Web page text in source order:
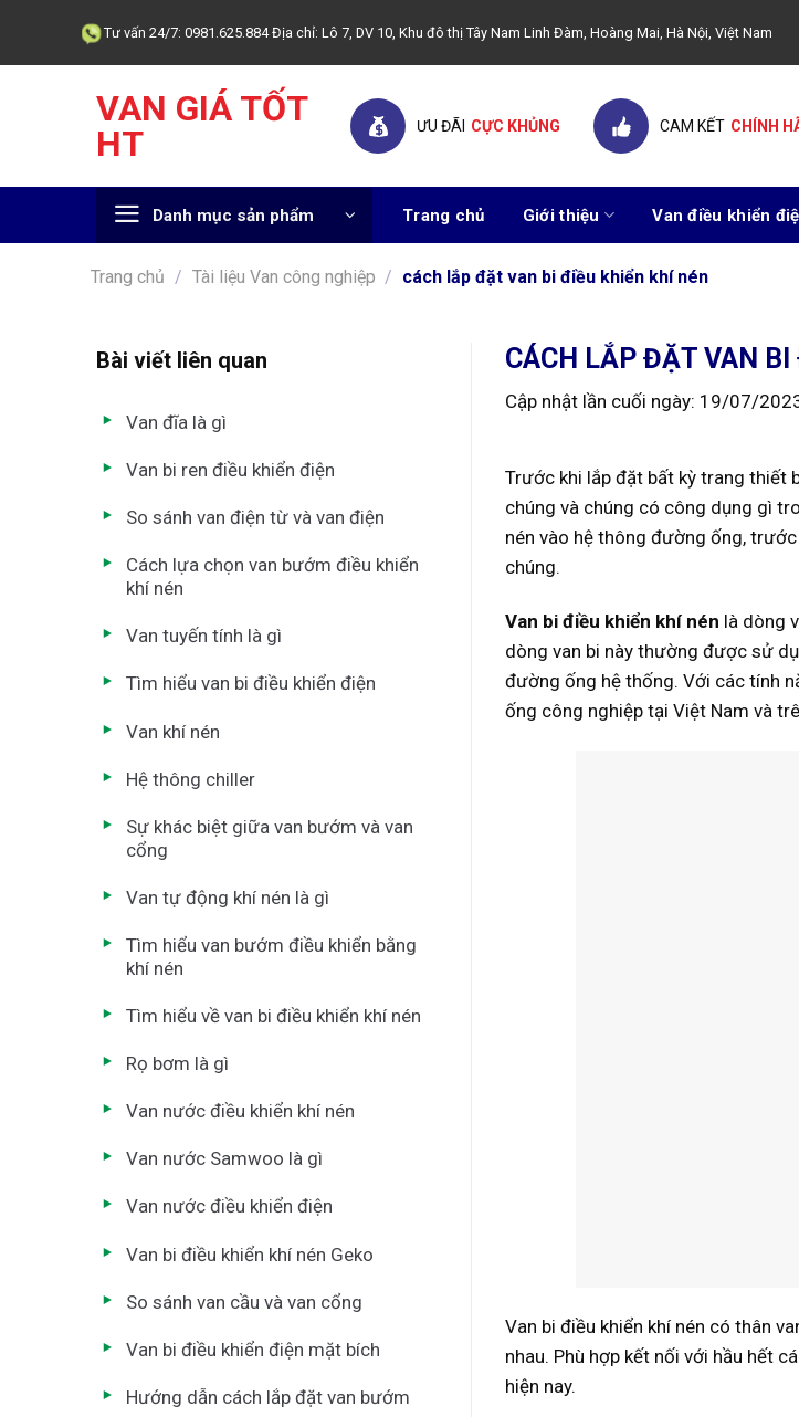
content
Tư vấn 24/7: 0981.625.884 Địa chỉ: Lô 7, DV 10, Khu đô thị Tây Nam Linh Đàm, Hoàng Mai, Hà Nội, Việt Nam
VAN GIÁ TỐT
HT
ƯU ĐÃI CỰC KHỦNG CAM KẾT CHÍNH
Danh mục sản phẩm Trang chủ Giới thiệu Van điều khiển
Trang chủ / Tài liệu Van công nghiệp / cách lắp đặt van bi điều khiển khí nén
Bài viết liên quan
Van đĩa là gì
Van bi ren điều khiển điện
So sánh van điện từ và van điện
Cách lựa chọn van bướm điều khiển
khí nén
Van tuyến tính là gì
Tìm hiểu van bi điều khiển điện
Van khí nén
Hệ thông chiller
Sự khác biệt giữa van bướm và van
cổng
Van tự động khí nén là gì
Tìm hiểu van bướm điều khiển bằng
khí nén
Tìm hiểu về van bi điều khiển khí nén
Rọ bơm là gì
Van nước điều khiển khí nén
Van nước Samwoo là gì
Van nước điều khiển điện
Van bi điều khiển khí nén Geko
So sánh van cầu và van cổng
Van bi điều khiển điện mặt bích
Hướng dẫn cách lắp đặt van bướm
CÁCH LẮP ĐẶT VAN BI
Cập nhật lần cuối ngày: 19/07/
Trước khi lắp đặt bất kỳ trang thiết
chúng và chúng có công dụng gì
nén vào hệ thông đường ống,
chúng.
Van bi điều khiển khí nén là dòng
dòng van bi này thường được sử
đường ống hệ thống. Với các tính
ống công nghiệp tại Việt Nam và
Van bi điều khiển khí nén có thân
nhau. Phù hợp kết nối với hầu hết
hiện nay.